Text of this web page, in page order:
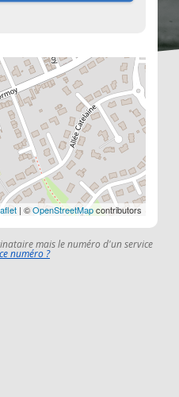
| ©OpenStreetMapcontributors
mais le numéro d'un service
numéro ?